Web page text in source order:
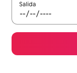
Salida